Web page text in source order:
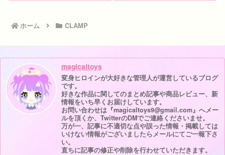
ホーム CLAMP
magicaltoys
変身ヒロインが大好きな管理人が運営しているブログ
です。
好きな作品に関してのまとめ記事や商品レビュー、新
情報をいち早くお届けしています。
お問い合わせは『magicaltoys9@gmail.com』へメー
ルを頂くか、TwitterのDMでご連絡くださいませ。
万が一、記事に不適切な点や誤った情報・掲載しては
いけない情報がございましたらメールにてご一報下さ
い。
直ちに記事の修正や削除を行わせていただきます。